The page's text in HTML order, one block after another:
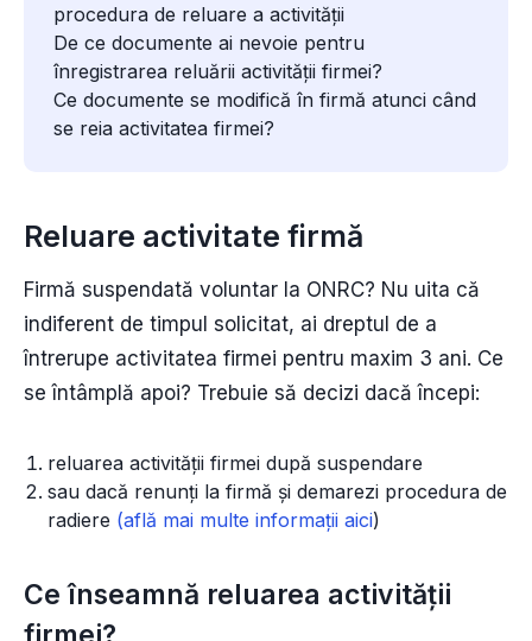
procedura de reluare a activității
De ce documente ai nevoie pentru
înregistrarea reluării activității firmei?
Ce documente se modifică în firmă atunci când
se reia activitatea firmei?
Reluare activitate firmă
Firmă suspendată voluntar la ONRC? Nu uita că
indiferent de timpul solicitat, ai dreptul de a
întrerupe activitatea firmei pentru maxim 3 ani. Ce
se întâmplă apoi? Trebuie să decizi dacă începi:
reluarea activității firmei după suspendare
sau dacă renunți la firmă și demarezi procedura de
radiere (află mai multe informații aici)
Ce înseamnă reluarea activității